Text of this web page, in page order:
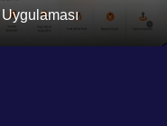
Uygulaması